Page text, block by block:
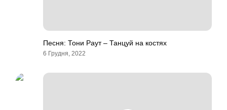
Песня: Тони Раут – Танцуй на костях
6 Грудня, 2022